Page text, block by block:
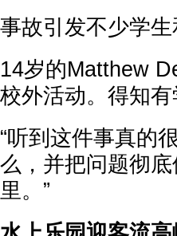
事故引发不少学生
14岁的Matthew
校外活动。得知
“听到这件事真的
么，并把问题彻
里。”